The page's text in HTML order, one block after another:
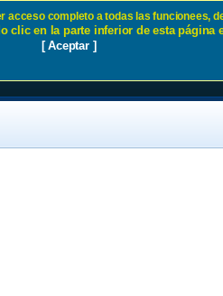
completo a todas las funcionees,
clic en la parte inferior de esta
[ Aceptar ]